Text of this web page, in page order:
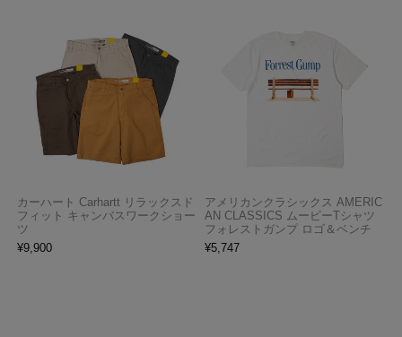
カーハート Carhartt リラックスド
フィット キャンバスワークショー
ツ
¥9,900
アメリカンクラシックス AMERIC
AN CLASSICS ムービーTシャツ
フォレストガンプ ロゴ＆ベンチ
¥5,747